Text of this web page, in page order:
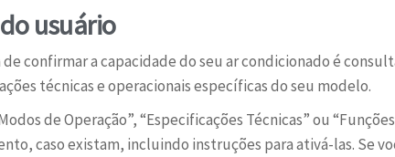
usuário
confirmar a capacidade do seu ar condicionado é
técnicas e operacionais específicas do seu modelo.
de Operação”, “Especificações Técnicas” ou
caso existam, incluindo instruções para ativá-las. Se